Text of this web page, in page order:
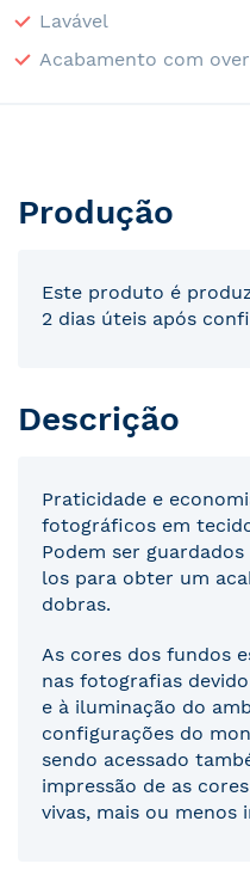
Lavável
Acabamento com
Produção
Este produto é
2 dias úteis após
Descrição
Praticidade e
fotográficos em
Podem ser
los para obter um
dobras.
As cores dos fundos
nas fotografias
e à iluminação do
configurações do
sendo acessado
impressão de as
vivas, mais ou menos